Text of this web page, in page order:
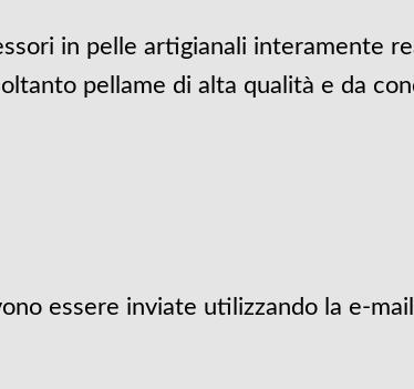
in pelle artigianali interamente
pellame di alta qualità e da
essere inviate utilizzando la e-